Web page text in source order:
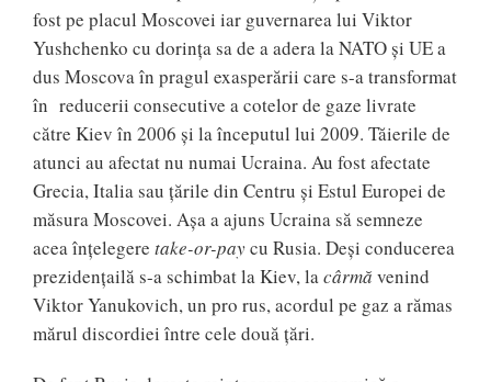
fost pe placul Moscovei iar guvernarea lui Viktor
Yushchenko cu dorința sa de a adera la NATO și UE a
dus Moscova în pragul exasperării care s-a transformat
în reducerii consecutive a cotelor de gaze livrate
către Kiev în 2006 și la începutul lui 2009. Tăierile de
atunci au afectat nu numai Ucraina. Au fost afectate
Grecia, Italia sau țările din Centru și Estul Europei de
măsura Moscovei. Așa a ajuns Ucraina să semneze
acea înțelegere take-or-paycu Rusia. Deși conducerea
prezidențailă s-a schimbat la Kiev, lacârmă venind
Viktor Yanukovich, un pro rus, acordul pe gaz a rămas
mărul discordiei între cele două țări.